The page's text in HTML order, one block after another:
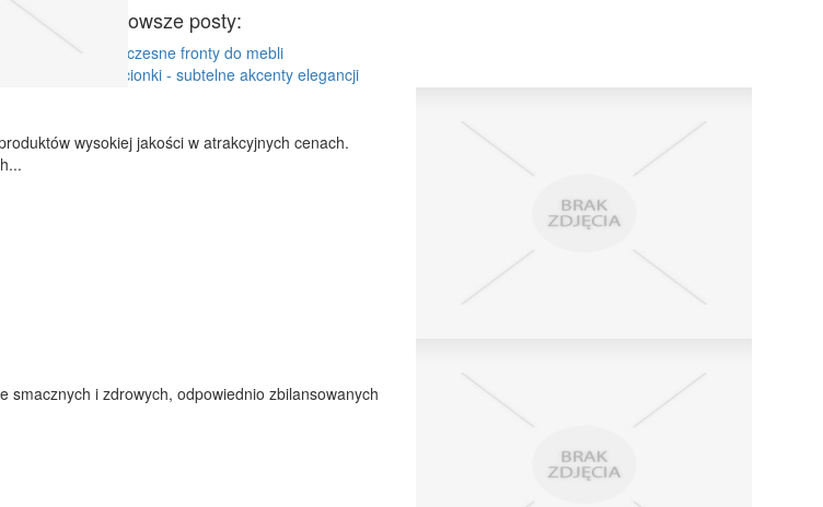
wysokiej jakości w atrakcyjnych cenach.
i zdrowych, odpowiednio zbilansowanych
Najnowsze posty:
Nowoczesne fronty do mebli
Pierścionki - subtelne akcenty elegancji